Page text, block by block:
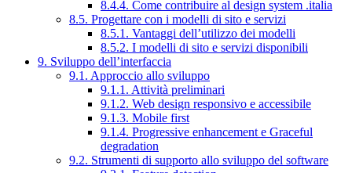
8.4.4. Come contribuire al design system .italia
8.5. Progettare con i modelli di sito e servizi
8.5.1. Vantaggi dell’utilizzo dei modelli
8.5.2. I modelli di sito e servizi disponibili
9. Sviluppo dell’interfaccia
9.1. Approccio allo sviluppo
9.1.1. Attività preliminari
9.1.2. Web design responsivo e accessibile
9.1.3. Mobile first
9.1.4. Progressive enhancement e Graceful
degradation
9.2. Strumenti di supporto allo sviluppo del software